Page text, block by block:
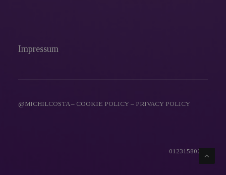
Impressum
@MICHILCOSTA – COOKIE POLICY – PRIVACY POLICY
01231580216